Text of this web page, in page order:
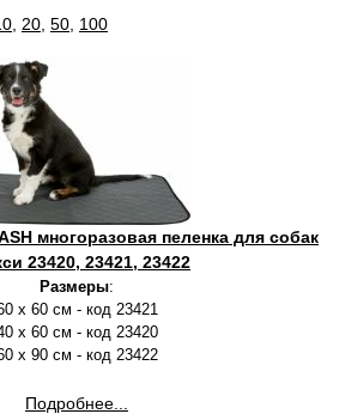
20 50 100
многоразовая пеленка для собак
23420, 23421, 23422
Размеры:
х 60 см - код 23421
х 60 см - код 23420
х 90 см - код 23422
Подробнее...